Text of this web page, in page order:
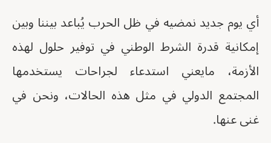
أي يوم جديد نمضيه في ظل الحرب يُباعد بيننا وبين
إمكانية قدرة الشرط الوطني في توفير حلول لهذه
الأزمة، مايعني استدعاء لجراحات يستخدمها
المجتمع الدولي في مثل هذه الحالات، ونحن في
غنى عنها.